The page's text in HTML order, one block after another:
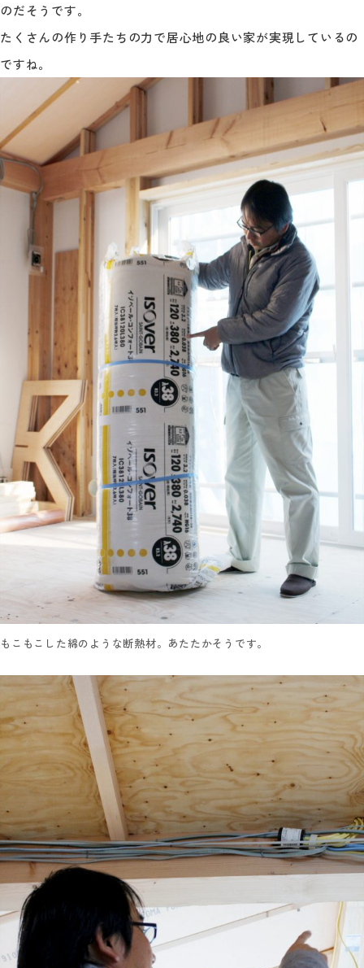
のだそうです。
たくさんの作り手たちの力で居心地の良い家が実現しているの
ですね。
もこもこした綿のような断熱材。あたたかそうです。